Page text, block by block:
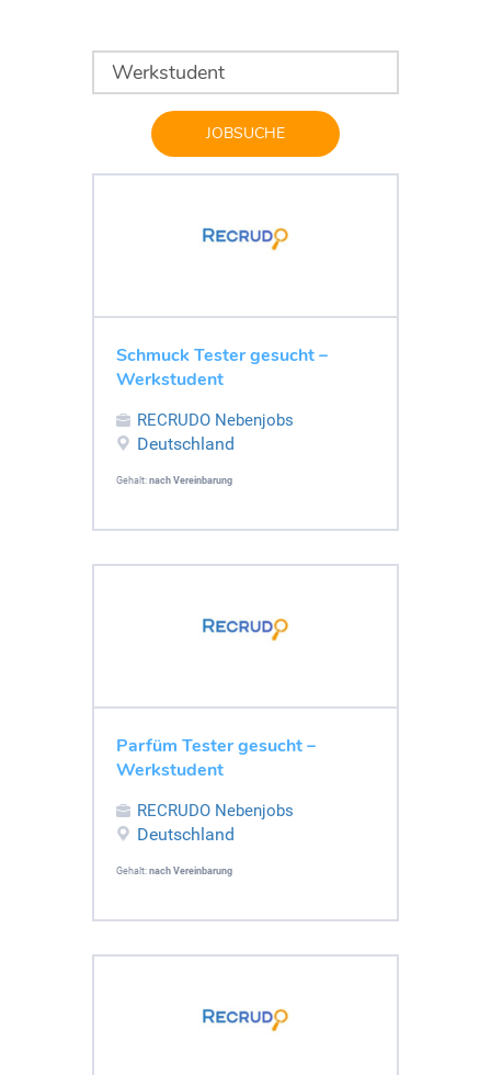
JOBSUCHE
Schmuck Tester gesucht –
Werkstudent
RECRUDO Nebenjobs
Deutschland
Gehalt: nach Vereinbarung
Parfüm Tester gesucht –
Werkstudent
RECRUDO Nebenjobs
Deutschland
Gehalt: nach Vereinbarung